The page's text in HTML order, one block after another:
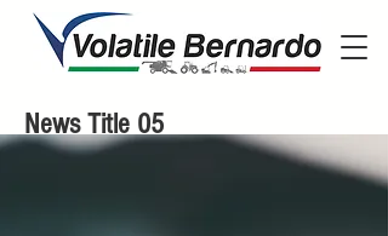
News Title 05